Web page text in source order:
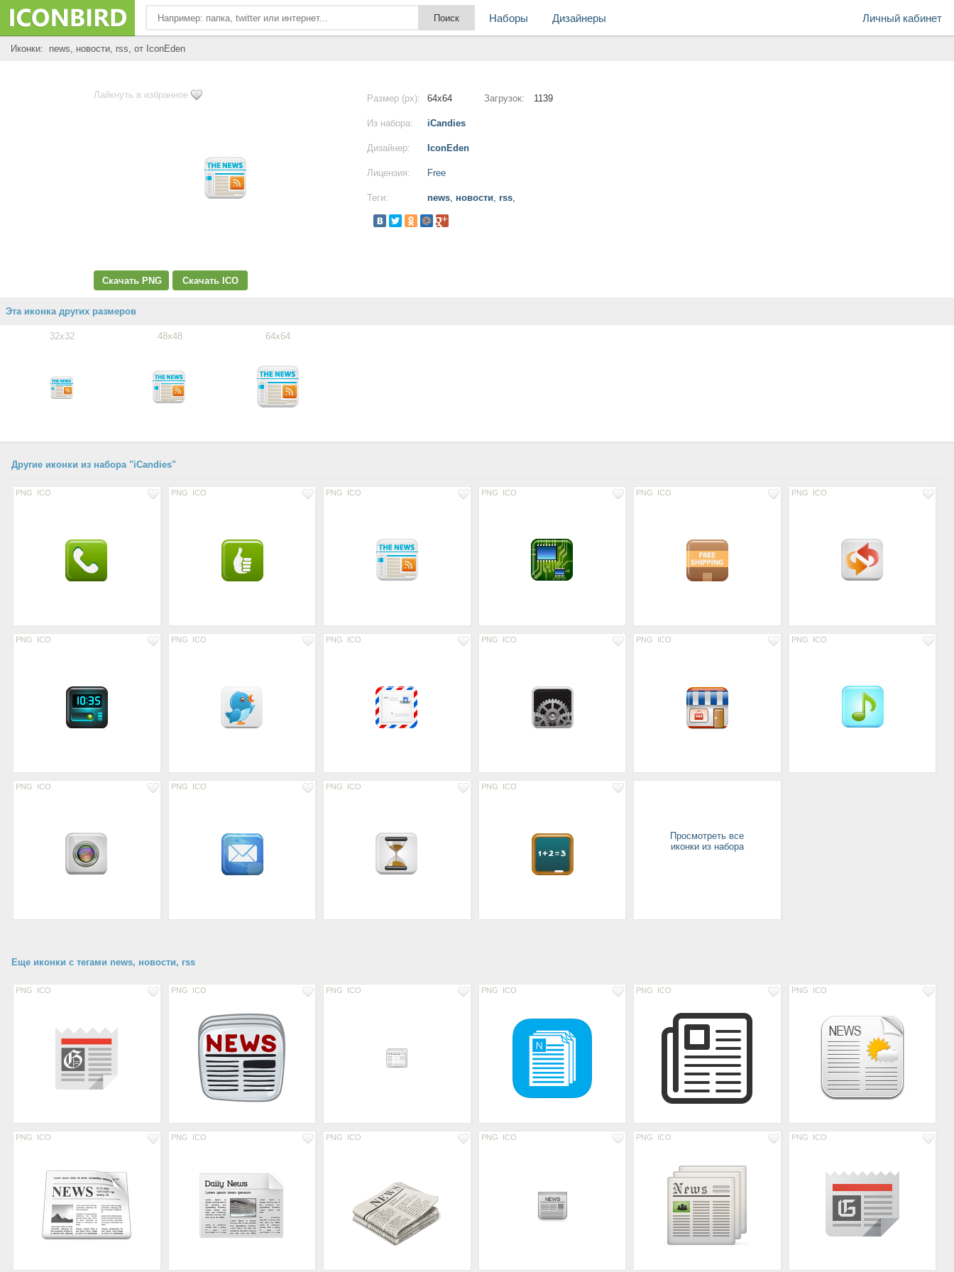
Личный кабинет
Наборы Дизайнеры
Иконки: news, новости, rss, от IconEden
Лайкнуть в избранное
Скачать PNG Скачать ICO
Размер (px): 64x64 Загрузок: 1139
Из набора: iCandies
Дизайнер: IconEden
Лицензия: Free
Теги: news, новости, rss,
Эта иконка других размеров
32x32 48x48 64x64
Другие иконки из набора "iCandies"
PNG ICO PNG ICO PNG ICO PNG ICO PNG ICO PNG ICO
PNG ICO PNG ICO PNG ICO PNG ICO PNG ICO PNG ICO
PNG ICO PNG ICO PNG ICO PNG ICO
Просмотреть все
иконки из набора
Еще иконки с тегами news, новости, rss
PNG ICO PNG ICO PNG ICO PNG ICO PNG ICO PNG ICO
PNG ICO PNG ICO PNG ICO PNG ICO PNG ICO PNG ICO